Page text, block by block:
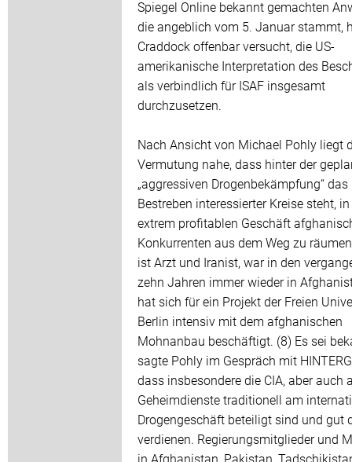
Spiegel Online bekannt gemachten
die angeblich vom 5. Januar stammt,
Craddock offenbar versucht, die US-
amerikanische Interpretation des
als verbindlich für ISAF insgesamt
durchzusetzen.
Nach Ansicht von Michael Pohly liegt
Vermutung nahe, dass hinter der
„aggressiven Drogenbekämpfung“ das
Bestreben interessierter Kreise steht,
extrem profitablen Geschäft
Konkurrenten aus dem Weg zu
ist Arzt und Iranist, war in den
zehn Jahren immer wieder in
hat sich für ein Projekt der Freien
Berlin intensiv mit dem afghanischen
Mohnanbau beschäftigt. (8) Es sei
sagte Pohly im Gespräch mit
dass insbesondere die CIA, aber auch
Geheimdienste traditionell am
Drogengeschäft beteiligt sind und gut
verdienen. Regierungsmitglieder und